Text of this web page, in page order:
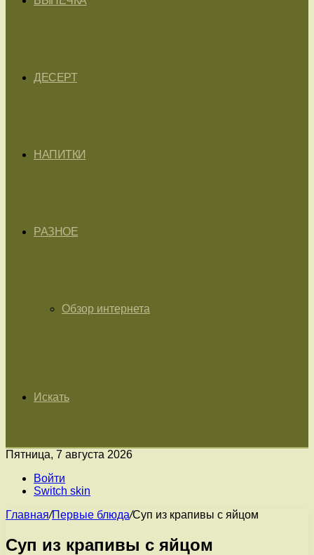
ДЕСЕРТ
НАПИТКИ
РАЗНОЕ
Обзор интернета
Искать
Пятница, 7 августа 2026
Войти
Switch skin
Главная/Первые блюда/Суп из крапивы с яйцом
Суп из крапивы с яйцом